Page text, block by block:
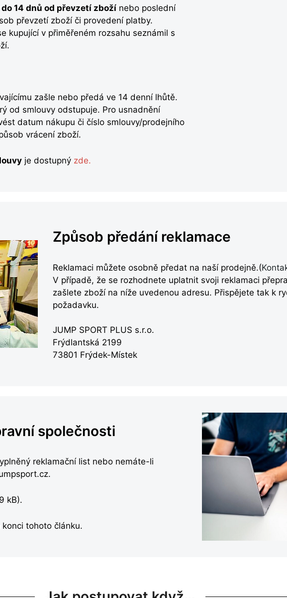
14 dnů od převzetí zboží nebo poslední
převzetí zboží či provedení platby.
kupující v přiměřeném rozsahu seznámil s
zašle nebo předá ve 14 denní lhůtě.
od smlouvy odstupuje. Pro usnadnění
datum nákupu či číslo smlouvy/prodejního
vrácení zboží.
je dostupný zde.
Způsob předání reklamace
Reklamaci můžete osobně předat na naší prodejně.(
V případě, že se rozhodnete uplatnit svoji reklamaci
zašlete zboží na níže uvedenou adresu. Přispějete tak k
požadavku.
JUMP SPORT PLUS s.r.o.
Frýdlantská 2199
73801 Frýdek-Místek
společnosti
reklamační list nebo nemáte-li
kB).
tohoto článku.